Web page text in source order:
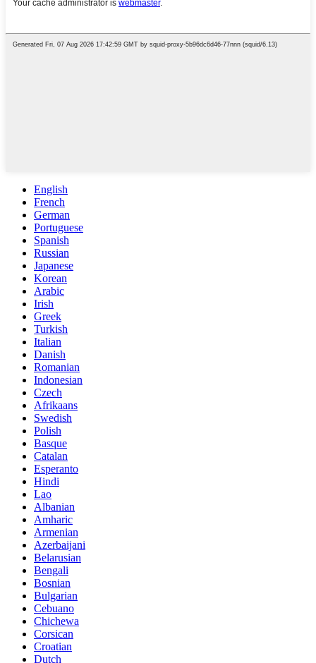
English
French
German
Portuguese
Spanish
Russian
Japanese
Korean
Arabic
Irish
Greek
Turkish
Italian
Danish
Romanian
Indonesian
Czech
Afrikaans
Swedish
Polish
Basque
Catalan
Esperanto
Hindi
Lao
Albanian
Amharic
Armenian
Azerbaijani
Belarusian
Bengali
Bosnian
Bulgarian
Cebuano
Chichewa
Corsican
Croatian
Dutch